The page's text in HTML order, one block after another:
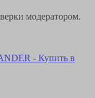
модератором.